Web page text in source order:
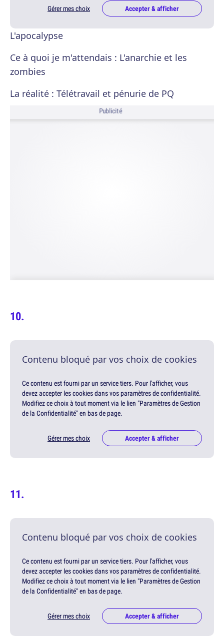
Gérer mes choix Accepter & afficher
L'apocalypse
Ce à quoi je m'attendais : L'anarchie et les
zombies
La réalité : Télétravail et pénurie de PQ
Publicité
Contenu bloqué par vos choix de cookies
Ce contenu est fourni par un service tiers. Pour l'afficher, vous
devez accepter les cookies dans vos paramètres de confidentialité.
Modifiez ce choix à tout moment via le lien "Paramètres de Gestion
de la Confidentialité" en bas de page.
Gérer mes choix Accepter & afficher
Contenu bloqué par vos choix de cookies
Ce contenu est fourni par un service tiers. Pour l'afficher, vous
devez accepter les cookies dans vos paramètres de confidentialité.
Modifiez ce choix à tout moment via le lien "Paramètres de Gestion
de la Confidentialité" en bas de page.
Gérer mes choix Accepter & afficher